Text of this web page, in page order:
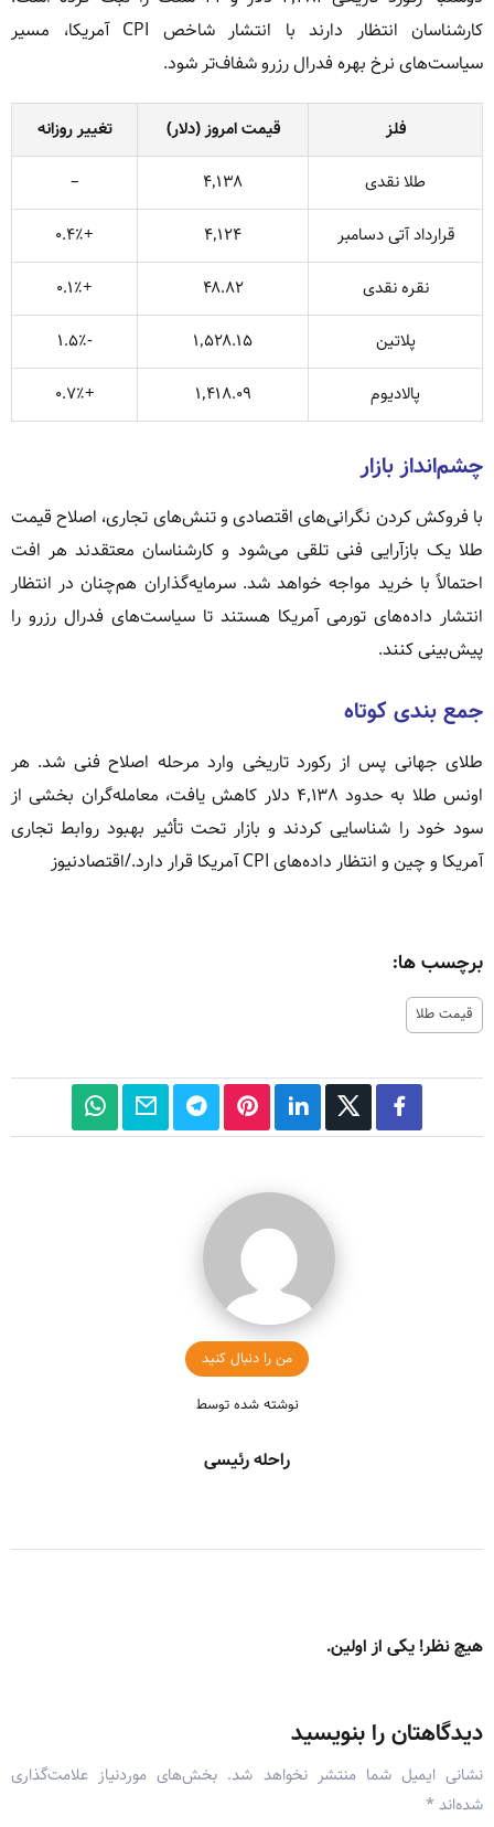
کارشناسان انتظار دارند با انتشار شاخص CPI آمریکا، مسیر
سیاست‌های نرخ بهره فدرال رزرو شفاف‌تر شود.
فلز قیمت امروز (دلار)
تغییر روزانه
طلا نقدی
۴٬۱۳۸
–
قرارداد آتی دسامبر
۴٬۱۲۴
+۰.۴٪
نقره نقدی
۴۸.۸۲
+۰.۱٪
پلاتین
۱٬۵۲۸.۱۵
-۱.۵٪
پالادیوم
۱٬۴۱۸.۰۹ +۰.۷٪
چشم‌انداز بازار
با فروکش کردن نگرانی‌های اقتصادی و تنش‌های تجاری، اصلاح قیمت
طلا یک بازآرایی فنی تلقی می‌شود و کارشناسان معتقدند هر افت
احتمالاً با خرید مواجه خواهد شد. سرمایه‌گذاران هم‌چنان در انتظار
انتشار داده‌های تورمی آمریکا هستند تا سیاست‌های فدرال رزرو را
پیش‌بینی کنند.
جمع بندی کوتاه
طلای جهانی پس از رکورد تاریخی وارد مرحله اصلاح فنی شد. هر
اونس طلا به حدود ۴٬۱۳۸ دلار کاهش یافت، معامله‌گران بخشی از
سود خود را شناسایی کردند و بازار تحت تأثیر بهبود روابط تجاری
آمریکا و چین و انتظار داده‌های CPI آمریکا قرار دارد./اقتصادنیوز
برچسب ها:
قیمت طلا
من را دنبال کنید
نوشته شده توسط
راحله رئیسی
هیچ نظر! یکی از اولین.
دیدگاهتان را بنویسید
نشانی ایمیل شما منتشر نخواهد شد. بخش‌های موردنیاز علامت‌گذاری
شده‌اند *